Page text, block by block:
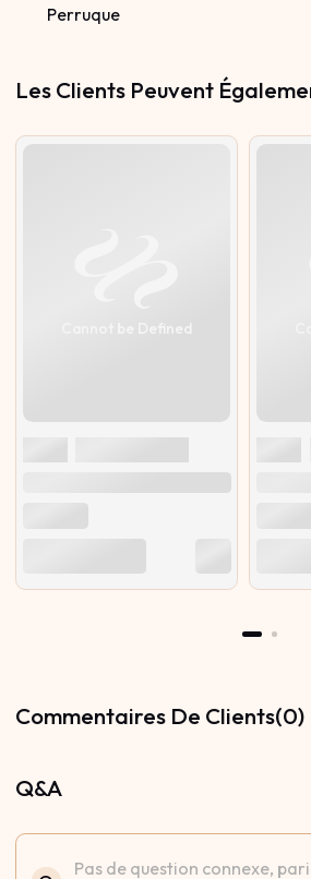
Perruque
Les Clients Peuvent
Cannot be Defined
Commentaires De Clients(0)
Q&A
Pas de question connexe,